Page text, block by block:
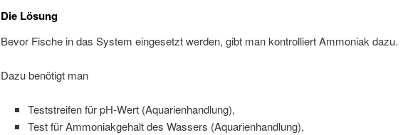
Die Lösung
Bevor Fische in das System eingesetzt werden, gibt man kontrolliert Ammoniak dazu.
Dazu benötigt man
Teststreifen für pH-Wert (Aquarienhandlung),
Test für Ammoniakgehalt des Wassers (Aquarienhandlung),